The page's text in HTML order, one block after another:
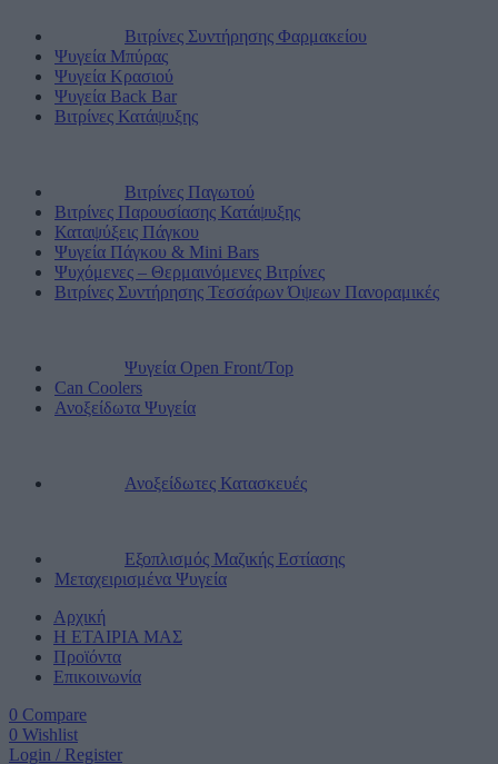
Βιτρίνες Συντήρησης Φαρμακείου
Ψυγεία Μπύρας
Ψυγεία Κρασιού
Ψυγεία Back Bar
Βιτρίνες Κατάψυξης
Βιτρίνες Παγωτού
Βιτρίνες Παρουσίασης Κατάψυξης
Καταψύξεις Πάγκου
Ψυγεία Πάγκου & Mini Bars
Ψυχόμενες – Θερμαινόμενες Βιτρίνες
Βιτρίνες Συντήρησης Τεσσάρων Όψεων Πανοραμικές
Ψυγεία Open Front/Top
Can Coolers
Ανοξείδωτα Ψυγεία
Ανοξείδωτες Κατασκευές
Εξοπλισμός Μαζικής Εστίασης
Μεταχειρισμένα Ψυγεία
Αρχική
Η ΕΤΑΙΡΙΑ ΜΑΣ
Προϊόντα
Επικοινωνία
0 Compare
0 Wishlist
Login / Register